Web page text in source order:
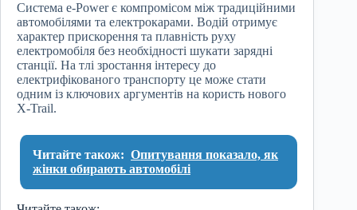
Система e-Power є компромісом між традиційними
автомобілями та електрокарами. Водій отримує
характер прискорення та плавність руху
електромобіля без необхідності шукати зарядні
станції. На тлі зростання інтересу до
електрифікованого транспорту це може стати
одним із ключових аргументів на користь нового
X-Trail.
Читайте також: Опитування показало, як
жінки обирають автомобілі